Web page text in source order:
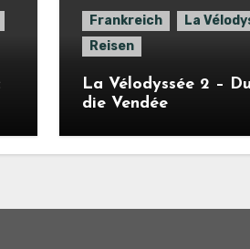
Frankreich
La
Reisen
La Vélodyssée 2 –
die Vendée